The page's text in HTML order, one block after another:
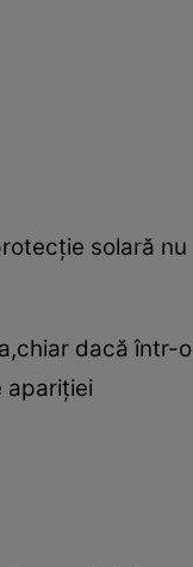
solară nu
dacă într-o
apariţiei